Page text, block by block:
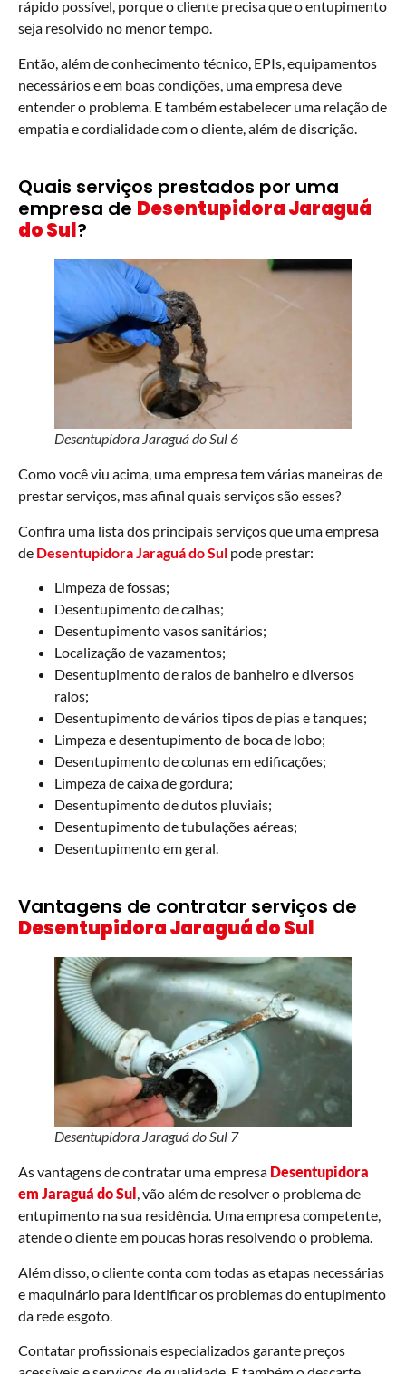
rápido possível, porque o cliente precisa que o entupimento
seja resolvido no menor tempo.
Então, além de conhecimento técnico, EPIs, equipamentos
necessários e em boas condições, uma empresa deve
entender o problema. E também estabelecer uma relação de
empatia e cordialidade com o cliente, além de discrição.
Quais serviços prestados por uma
empresa de Desentupidora Jaraguá
do Sul?
Desentupidora Jaraguá do Sul 6
Como você viu acima, uma empresa tem várias maneiras de
prestar serviços, mas afinal quais serviços são esses?
Confira uma lista dos principais serviços que uma empresa
de Desentupidora Jaraguá do Sul pode prestar:
Limpeza de fossas;
Desentupimento de calhas;
Desentupimento vasos sanitários;
Localização de vazamentos;
Desentupimento de ralos de banheiro e diversos
ralos;
Desentupimento de vários tipos de pias e tanques;
Limpeza e desentupimento de boca de lobo;
Desentupimento de colunas em edificações;
Limpeza de caixa de gordura;
Desentupimento de dutos pluviais;
Desentupimento de tubulações aéreas;
Desentupimento em geral.
Vantagens de contratar serviços de
Desentupidora Jaraguá do Sul
Desentupidora Jaraguá do Sul 7
As vantagens de contratar uma empresa Desentupidora
em Jaraguá do Sul , vão além de resolver o problema de
entupimento na sua residência. Uma empresa competente,
atende o cliente em poucas horas resolvendo o problema.
Além disso, o cliente conta com todas as etapas necessárias
e maquinário para identificar os problemas do entupimento
da rede esgoto.
Contatar profissionais especializados garante preços